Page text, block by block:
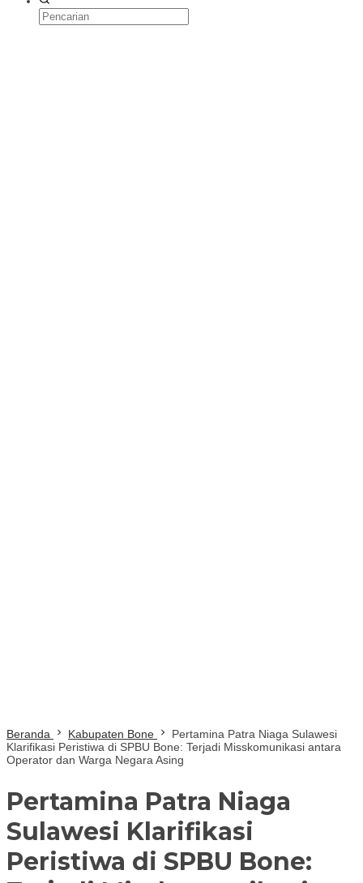
Beranda Kabupaten Bone
Pertamina Patra Niaga Sulawesi
Klarifikasi Peristiwa di SPBU Bone: Terjadi Misskomunikasi antara
Operator dan Warga Negara Asing
Pertamina Patra Niaga
Sulawesi Klarifikasi
Peristiwa di SPBU Bone: